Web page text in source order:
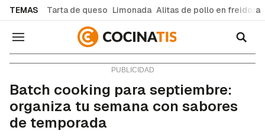
TEMAS Tarta de queso Limonada Alitas de pollo en freidora
Navegación
Batch cooking para septiembre:
organiza tu semana con sabores
de temporada